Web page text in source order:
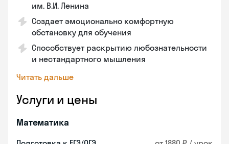
им. В.И. Ленина
Создает эмоционально комфортную
обстановку для обучения
Способствует раскрытию любознательности
и нестандартного мышления
Читать дальше
Услуги и цены
Математика